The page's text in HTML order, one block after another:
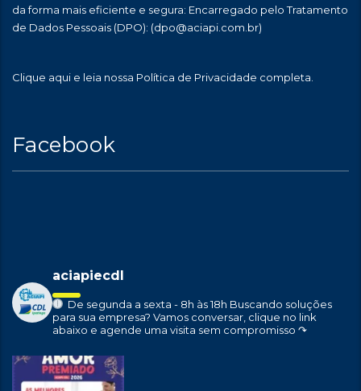
da forma mais eficiente e segura: Encarregado pelo Tratamento
de Dados Pessoais (DPO): (dpo@aciapi.com.br)
Clique aqui e leia nossa Política de Privacidade completa.
Facebook
aciapiecdl
De segunda a sexta - 8h às 18h Buscando soluções
para sua empresa? Vamos conversar, clique no link
abaixo e agende uma visita sem compromisso ↷